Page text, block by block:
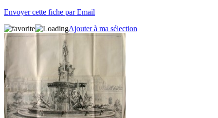
Envoyer cette fiche par Email
Ajouter à ma sélection